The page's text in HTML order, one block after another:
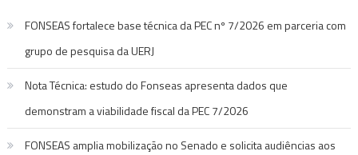
FONSEAS fortalece base técnica da PEC nº 7/2026 em parceria com
grupo de pesquisa da UERJ
Nota Técnica: estudo do Fonseas apresenta dados que
demonstram a viabilidade fiscal da PEC 7/2026
FONSEAS amplia mobilização no Senado e solicita audiências aos